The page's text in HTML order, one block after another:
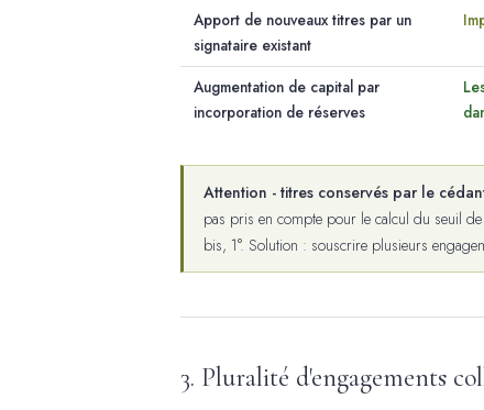
Apport de nouveaux titres par un
signataire existant
Augmentation de capital par
incorporation de réserves
Attention - titres conservés par le
pas pris en compte pour le calcul du seuil
bis, 1°. Solution : souscrire plusieurs
3. Pluralité d'engagements